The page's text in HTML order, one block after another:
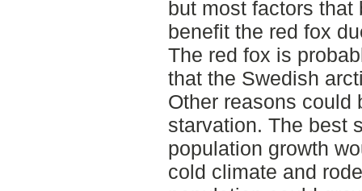
but most factors
benefit the red fox
The red fox is
that the Swedish
Other reasons could
starvation. The best
population growth
cold climate and